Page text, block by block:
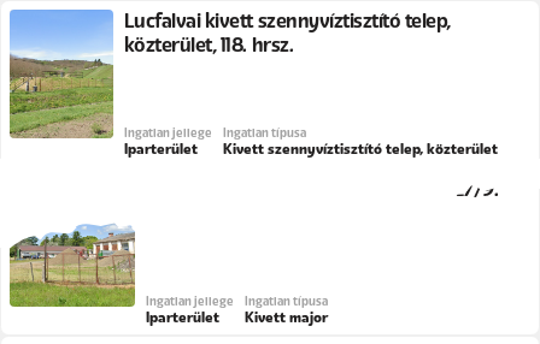
Lucfalvai kivett szennyvíztisztító telep,
közterület, 118. hrsz.
Ingatlan jellege
Iparterület
Ingatlan típusa
Kivett szennyvíztisztító telep, közterület
Palotási kivett major, Ifjúság utca, 0127/9.
Ingatlan jellege
Iparterület
Ingatlan típusa
Kivett major